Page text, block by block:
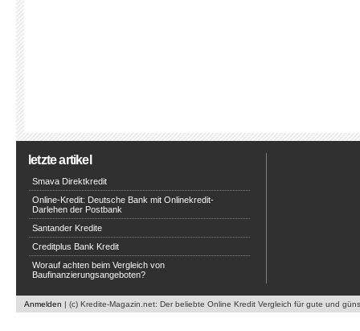
letzte artikel
Smava Direktkredit
Online-Kredit: Deutsche Bank mit Onlinekredit-
Darlehen der Postbank
Santander Kredite
Creditplus Bank Kredit
Worauf achten beim Vergleich von
Baufinanzierungsangeboten?
Anmelden | (c) Kredite-Magazin.net: Der beliebte Online Kredit Vergleich für gute und